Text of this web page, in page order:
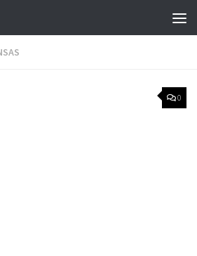
0